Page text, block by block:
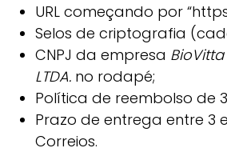
URL começando por
Selos de criptografia
CNPJ da empresa
LTDA.no rodapé;
Política de reembolso de
Prazo de entrega entre 3
Correios.